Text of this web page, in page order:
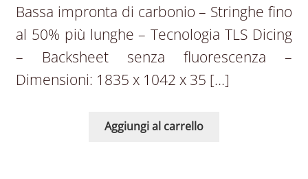
Bassa impronta di carbonio – Stringhe fino
al 50% più lunghe – Tecnologia TLS Dicing
– Backsheet senza fluorescenza –
Dimensioni: 1835 x 1042 x 35 […]
Aggiungi al carrello